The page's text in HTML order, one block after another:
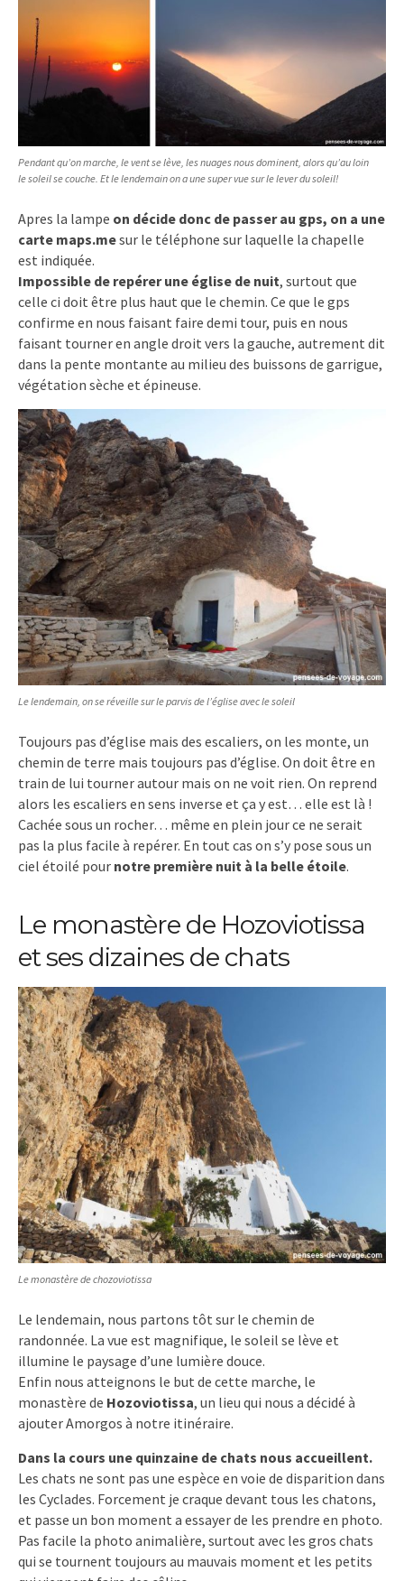
Pendant qu’on marche, le vent se lève, les nuages nous dominent, alors qu’au loin
le soleil se couche. Et le lendemain on a une super vue sur le lever du soleil!
Apres la lampe on décide donc de passer au gps, on a une
carte maps.mesur le téléphone sur laquelle la chapelle
est indiquée.
Impossible de repérer une église de nuit, surtout que
celle ci doit être plus haut que le chemin. Ce que le gps
confirme en nous faisant faire demi tour, puis en nous
faisant tourner en angle droit vers la gauche, autrement dit
dans la pente montante au milieu des buissons de garrigue,
végétation sèche et épineuse.
Le lendemain, on se réveille sur le parvis de l’église avec le soleil
Toujours pas d’église mais des escaliers, on les monte, un
chemin de terre mais toujours pas d’église. On doit être en
train de lui tourner autour mais on ne voit rien. On reprend
alors les escaliers en sens inverse et ça y est… elle est là !
Cachée sous un rocher… même en plein jour ce ne serait
pas la plus facile à repérer. En tout cas on s’y pose sous un
ciel étoilé pour notre première nuit à la belle étoile.
Le monastère de Hozoviotissa
et ses dizaines de chats
Le monastère de chozoviotissa
Le lendemain, nous partons tôt sur le chemin de
randonnée. La vue est magnifique, le soleil se lève et
illumine le paysage d’une lumière douce.
Enfin nous atteignons le but de cette marche, le
monastère de Hozoviotissa, un lieu qui nous a décidé à
ajouter Amorgos à notre itinéraire.
Dans la cours une quinzaine de chats nous accueillent.
Les chats ne sont pas une espèce en voie de disparition dans
les Cyclades. Forcement je craque devant tous les chatons,
et passe un bon moment a essayer de les prendre en photo.
Pas facile la photo animalière, surtout avec les gros chats
qui se tournent toujours au mauvais moment et les petits